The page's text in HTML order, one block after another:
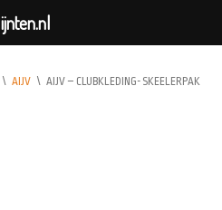
\ AIJV \ AIJV – CLUBKLEDING- SKEELERPAK